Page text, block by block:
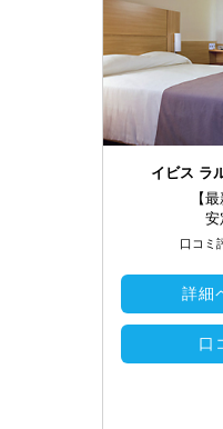
イビス ラ
【
安
口コミ
詳細
口